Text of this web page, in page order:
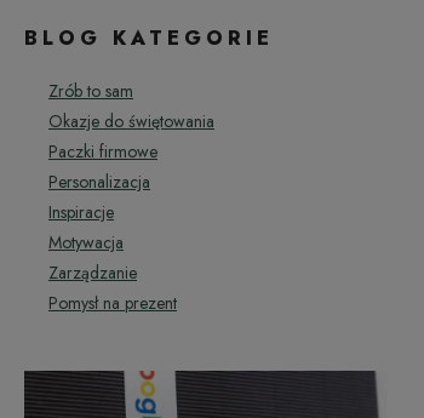
BLOG KATEGORIE
Zrób to sam
Okazje do świętowania
Paczki firmowe
Personalizacja
Inspiracje
Motywacja
Zarządzanie
Pomysł na prezent